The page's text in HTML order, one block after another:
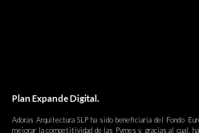
Plan Expande Digital.
Adoras Arquitectura SLP ha sido beneficiaria del Fondo
mejorar la competitividad de las Pymes y, gracias al cual,